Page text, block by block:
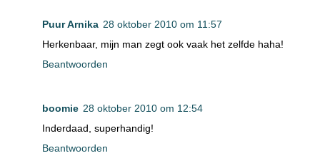
Puur Arnika 28 oktober 2010 om 11:57
Herkenbaar, mijn man zegt ook vaak het zelfde haha!
Beantwoorden
boomie 28 oktober 2010 om 12:54
Inderdaad, superhandig!
Beantwoorden